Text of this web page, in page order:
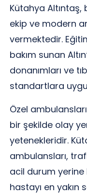
Kütahya
ekip ve modern
vermektedir.
bakım sunan
donanımları ve
standartlara
Özel
bir şekilde olay
yetenekleridir.
ambulansları,
acil durum yerine
hastayı en yakın